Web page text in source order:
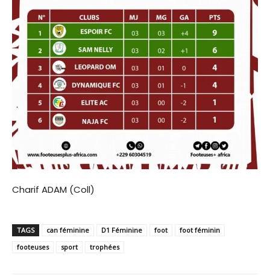
Charif ADAM (Coll)
TAGS can féminine D1 Féminine foot
foot féminin
footeuses
sport trophées